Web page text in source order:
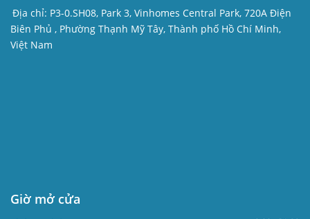
Địa chỉ: P3-0.SH08, Park 3, Vinhomes Central Park, 720A Điện
Biên Phủ , Phường Thạnh Mỹ Tây, Thành phố Hồ Chí Minh,
Việt Nam
Giờ mở cửa